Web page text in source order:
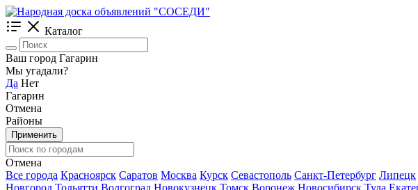
Каталог
Ваш город Гагарин
Мы угадали?
Да Нет
Гагарин
Отмена
Районы
Применить
Отмена
Все города Красноярск Саратов Москва Курск Севастополь Санкт-Петербург Липецк
Новгород Тольятти Волгоград Новокузнецк Томск Воронеж Новосибирск Тула